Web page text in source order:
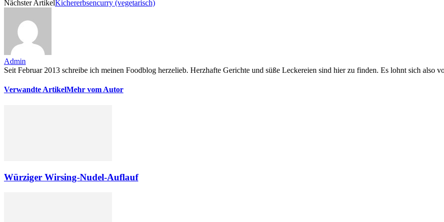
Nächster ArtikelKichererbsencurry (vegetarisch)
Admin
Seit Februar 2013 schreibe ich meinen Foodblog herzelieb. Herzhafte Gerichte und süße Leckereien sind hier zu finden. Es lohnt sich also
Verwandte ArtikelMehr vom Autor
Würziger Wirsing-Nudel-Auflauf